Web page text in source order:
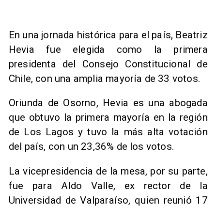
En una jornada histórica para el país, Beatriz
Hevia fue elegida como la primera
presidenta del Consejo Constitucional de
Chile, con una amplia mayoría de 33 votos.
Oriunda de Osorno, Hevia es una abogada
que obtuvo la primera mayoría en la región
de Los Lagos y tuvo la más alta votación
del país, con un 23,36% de los votos.
La vicepresidencia de la mesa, por su parte,
fue para Aldo Valle, ex rector de la
Universidad de Valparaíso, quien reunió 17